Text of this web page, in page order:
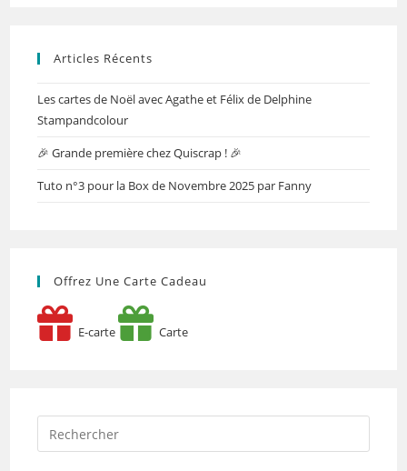
Articles Récents
Les cartes de Noël avec Agathe et Félix de Delphine
Stampandcolour
🎉 Grande première chez Quiscrap ! 🎉
Tuto n°3 pour la Box de Novembre 2025 par Fanny
Offrez Une Carte Cadeau
E-carte Carte